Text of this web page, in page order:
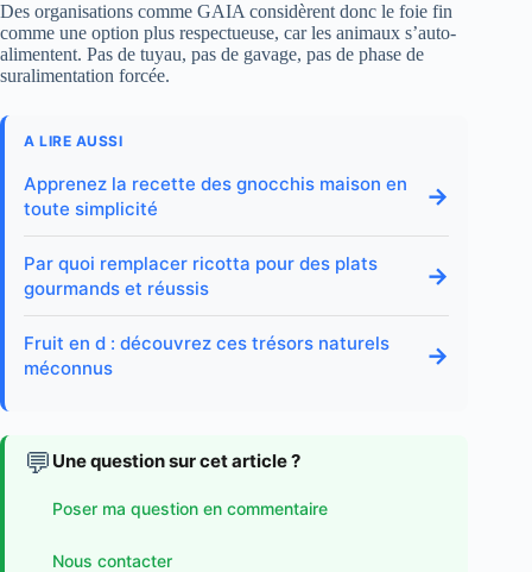
Des organisations comme GAIA considèrent donc le foie fin
comme une option plus respectueuse, car les animaux s’auto-
alimentent. Pas de tuyau, pas de gavage, pas de phase de
suralimentation forcée.
A LIRE AUSSI
Apprenez la recette des gnocchis maison en
toute simplicité
→
Par quoi remplacer ricotta pour des plats
gourmands et réussis
→
Fruit en d : découvrez ces trésors naturels
méconnus
→
💬 Une question sur cet article ?
Poser ma question en commentaire
Nous contacter